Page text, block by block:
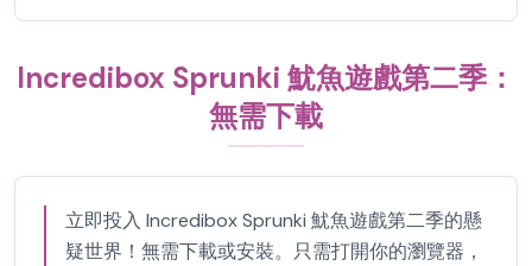
Incredibox Sprunki 魷魚遊戲第二季：
無需下載
立即投入 Incredibox Sprunki 魷魚遊戲第二季的懸
疑世界！無需下載或安裝。只需打開你的瀏覽器，